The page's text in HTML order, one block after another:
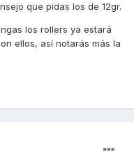
que pidas los de 12gr.
los rollers ya estará
ellos, así notarás más la